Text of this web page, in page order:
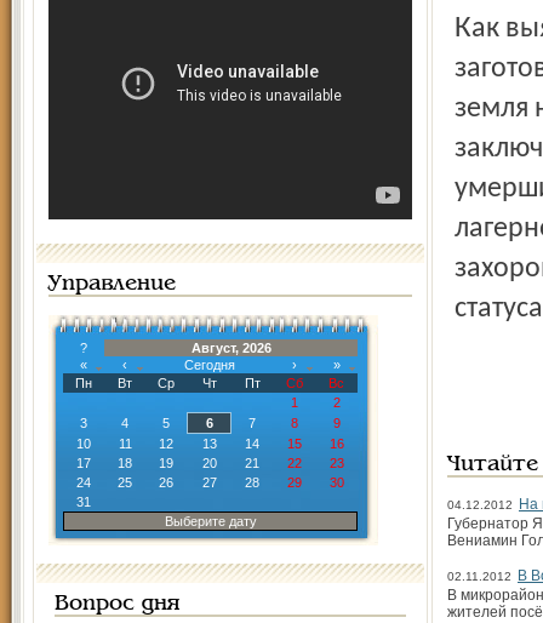
Управление
?
Август, 2026
«
‹ Сегодня ›
»
Пн
Вт Ср Чт Пт Сб
Вс
1
2
3
4 5 6 7 8
9
10
11 12 13 14 15
16
17
18 19 20 21 22
23
24
25 26 27 28 29
30
31
Выберите дату
Вопрос дня
Как выяснилось, грунт для планировки строители
земля
04.12.2012
На
Губернатор
Вениамин
02.11.2012
В
В
жителей